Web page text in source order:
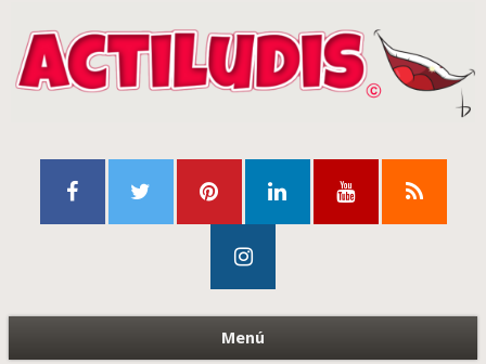
Menú